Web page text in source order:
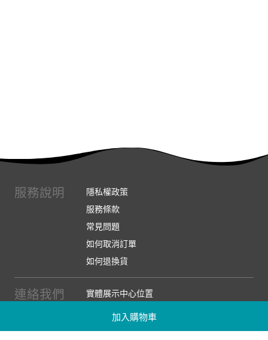
加入購物車
服務說明
隱私權政策
服務條款
常見問題
如何取消訂單
如何退換貨
連絡我們
實體展示中心位置
實體購物服務條款